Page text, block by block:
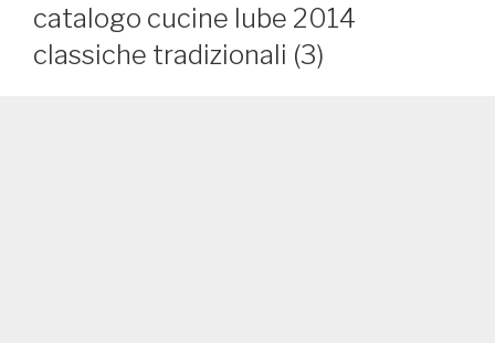
catalogo cucine lube 2014
classiche tradizionali (3)